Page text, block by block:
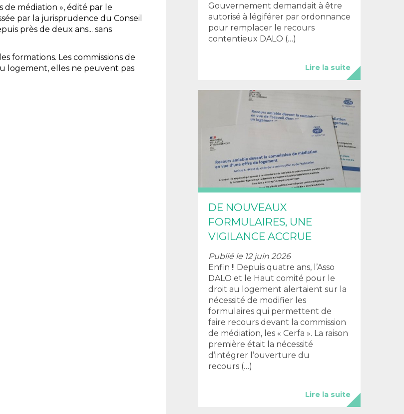
de médiation », édité par le
par la jurisprudence du Conseil
près de deux ans... sans
formations. Les commissions de
logement, elles ne peuvent pas
Gouvernement demandait à être
autorisé à légiférer par ordonnance
pour remplacer le recours
contentieux DALO (…)
Lire la suite
DE NOUVEAUX
FORMULAIRES, UNE
VIGILANCE ACCRUE
Publié le 12 juin 2026
Enfin !! Depuis quatre ans, l’Asso
DALO et le Haut comité pour le
droit au logement alertaient sur la
nécessité de modifier les
formulaires qui permettent de
faire recours devant la commission
de médiation, les « Cerfa ». La raison
première était la nécessité
d’intégrer l’ouverture du
recours (…)
Lire la suite